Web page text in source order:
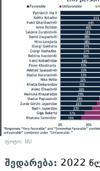
ფოტო: IRI
შედარება: 2022